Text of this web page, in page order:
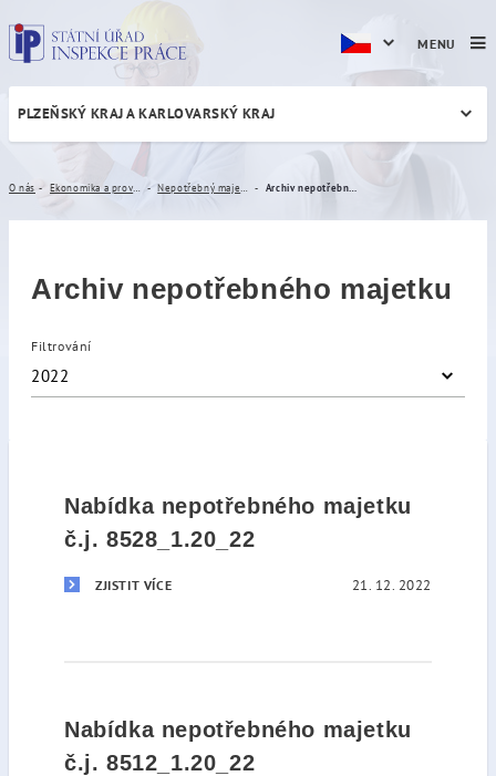
Archiv nepotřebného
PLZEŇSKÝ KRAJ A KARLOVARSKÝ KRAJ
O nás
Archiv nepotřebného majetku
Filtrování
2022
Nabídka nepotřebného majetku
č.j. 8528_1.20_22
ZJISTIT VÍCE 21. 12. 2022
Nabídka nepotřebného majetku
č.j. 8512_1.20_22
MENU